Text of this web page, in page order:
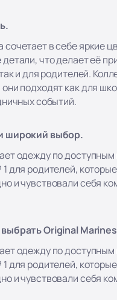
в себе яркие
что делает её
и для родителей.
подходят как для
событий.
широкий выбор.
одежду по
для родителей,
и чувствовали себя
Original
одежду по
для родителей,
и чувствовали себя